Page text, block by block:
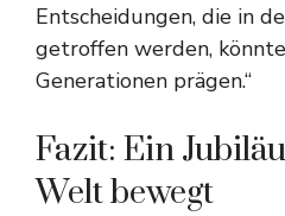
Entscheidungen, die in
getroffen werden,
Generationen prägen.“
Fazit: Ein
Welt bewegt